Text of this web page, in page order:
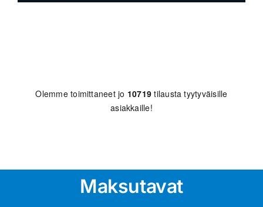
Olemme toimittaneet jo 10719 tilausta tyytyväisille
asiakkaille!
Maksutavat